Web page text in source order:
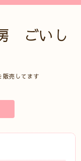
ごいし
販売してます